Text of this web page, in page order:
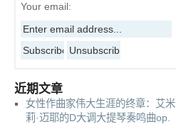
Your email:
近期文章
女性作曲家伟大生涯的终章：艾米
莉·迈耶的D大调大提琴奏鸣曲op.